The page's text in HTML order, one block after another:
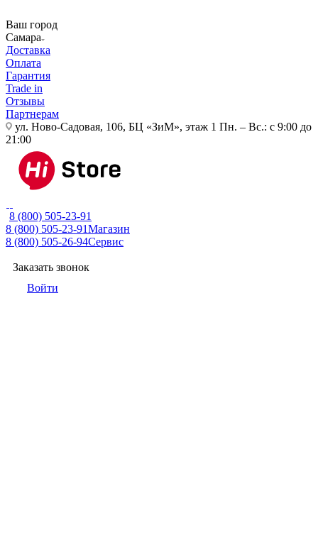
Ваш город
Самара
Доставка
Оплата
Гарантия
Trade in
Отзывы
Партнерам
ул. Ново-Садовая, 106, БЦ «ЗиМ», этаж 1 Пн. – Вс.: с 9:00 до
21:00
8 (800) 505-23-91
8 (800) 505-23-91Магазин
8 (800) 505-26-94Сервис
Заказать звонок
Войти